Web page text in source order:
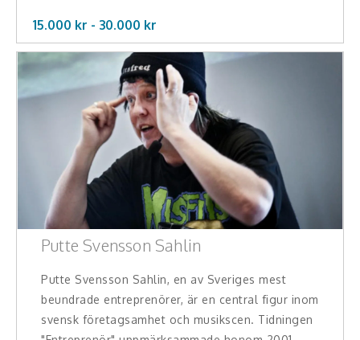
Musiker
Something a Little Different
Underhållning
Affärsnytta
Effektivitet, framgång
Framtid, trender
Försäljning, marknadsföring, service,
Förändring, organisation,
organisationsutveckling
15.000 kr - 30.000 kr
Putte Svensson Sahlin
Putte Svensson Sahlin, en av Sveriges mest
beundrade entreprenörer, är en central figur inom
svensk företagsamhet och musikscen. Tidningen